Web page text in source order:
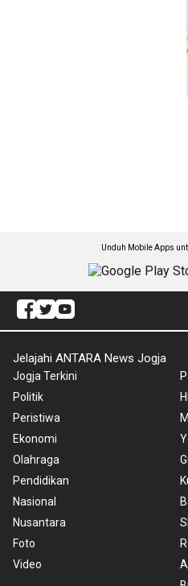
Unduh Mobile Apps
Jelajahi ANTARA News Jogja
Jogja Terkini
Politik
Peristiwa
Ekonomi
Olahraga
Pendidikan
Nasional
Nusantara
Foto
Video